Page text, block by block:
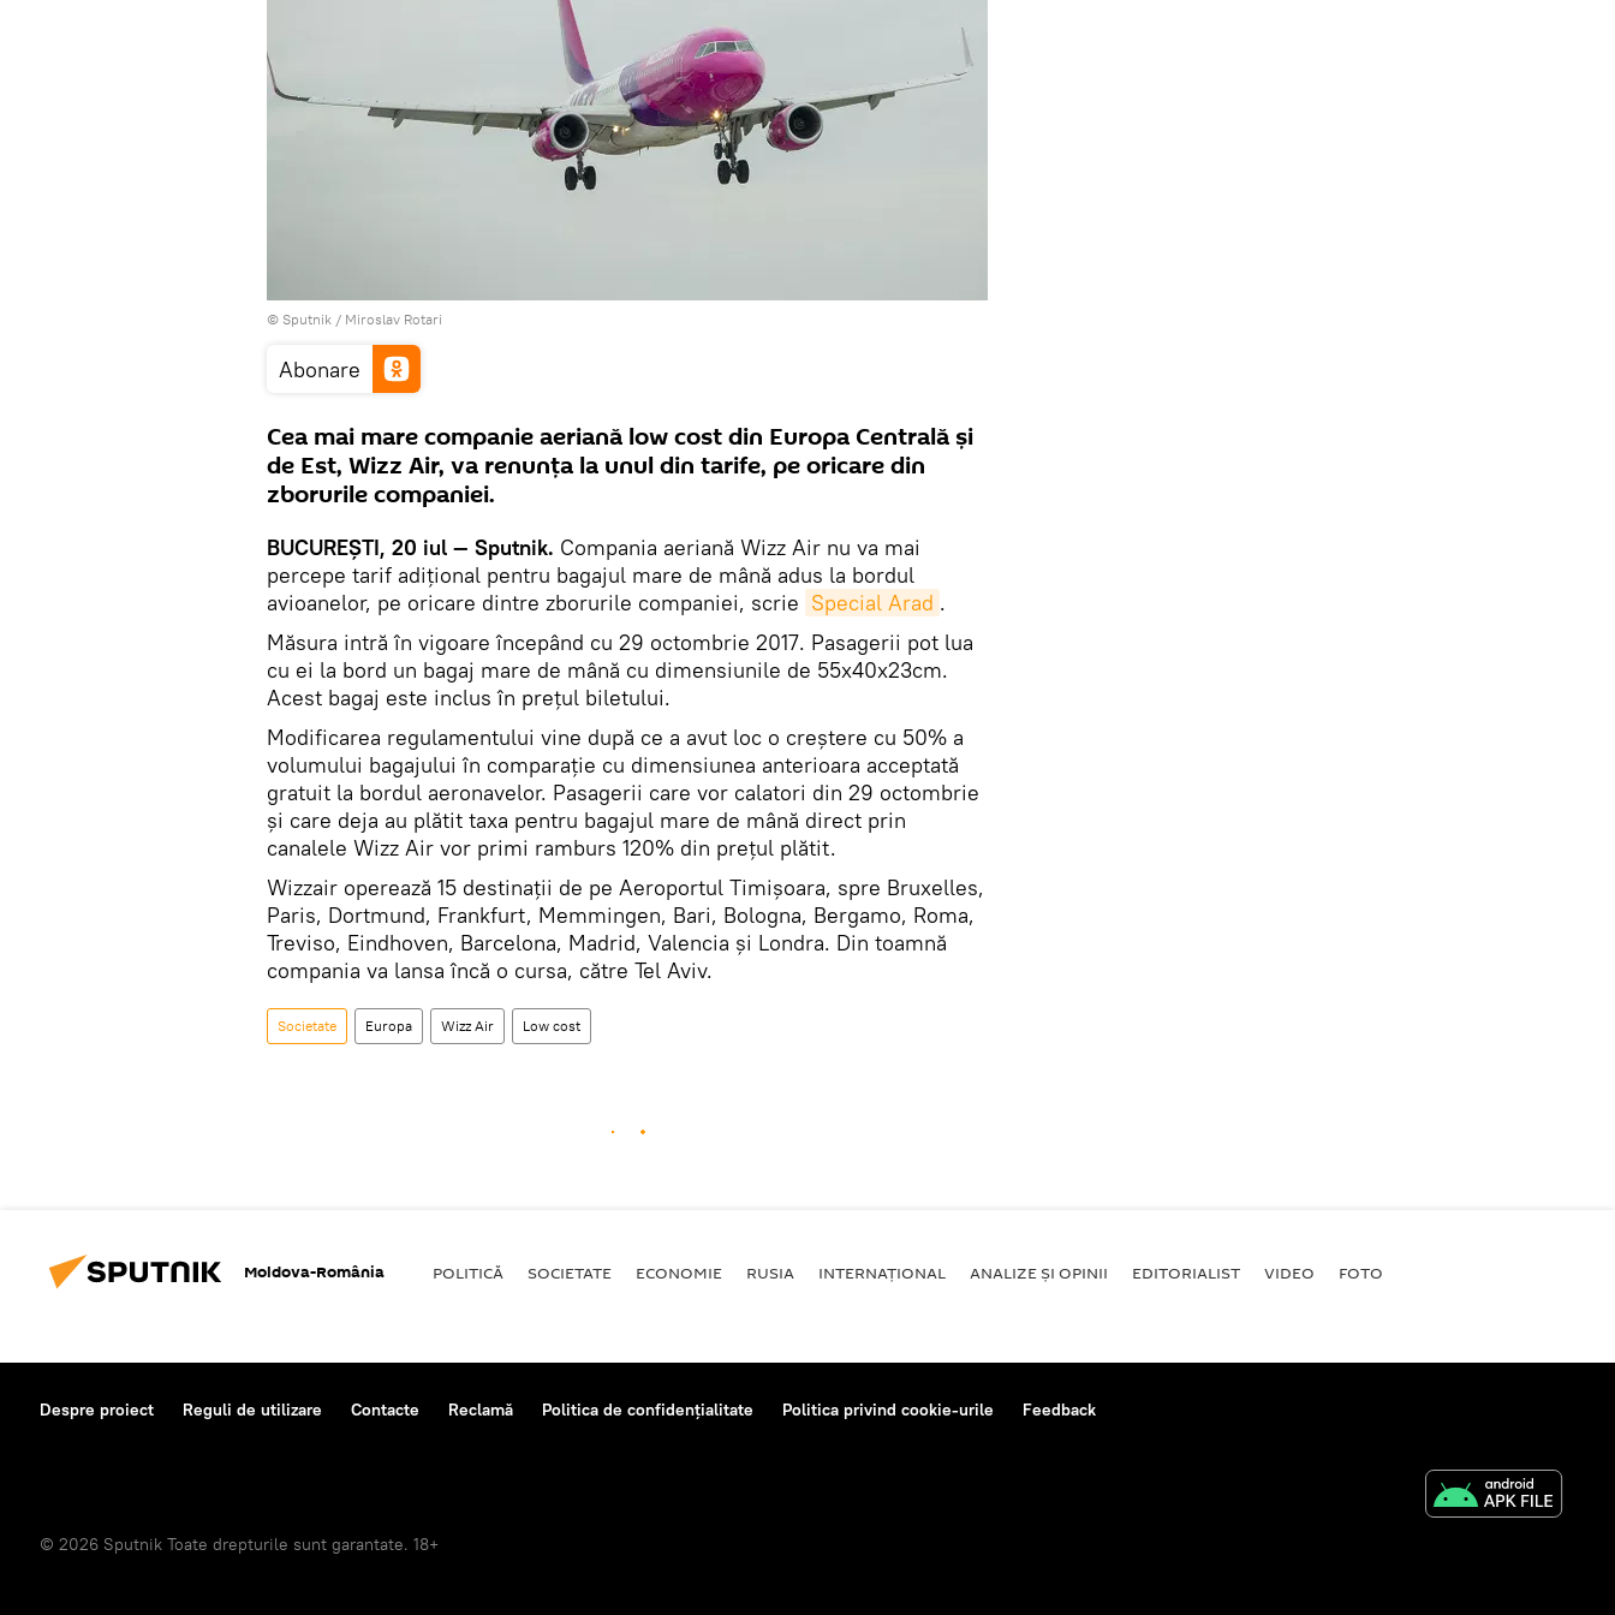
© Sputnik / Miroslav Rotari
Abonare
Cea mai mare companie aeriană low cost din Europa Centrală și
de Est, Wizz Air, va renunța la unul din tarife, pe oricare din
zborurile companiei.
BUCUREȘTI, 20 iul — Sputnik. Compania aeriană Wizz Air nu va mai
percepe tarif adițional pentru bagajul mare de mână adus la bordul
avioanelor, pe oricare dintre zborurile companiei, scrie Special Arad .
Măsura intră în vigoare începând cu 29 octombrie 2017. Pasagerii pot lua
cu ei la bord un bagaj mare de mână cu dimensiunile de 55x40x23cm.
Acest bagaj este inclus în prețul biletului.
Modificarea regulamentului vine după ce a avut loc o creștere cu 50% a
volumului bagajului în comparație cu dimensiunea anterioara acceptată
gratuit la bordul aeronavelor. Pasagerii care vor calatori din 29 octombrie
și care deja au plătit taxa pentru bagajul mare de mână direct prin
canalele Wizz Air vor primi ramburs 120% din prețul plătit.
Wizzair operează 15 destinații de pe Aeroportul Timișoara, spre Bruxelles,
Paris, Dortmund, Frankfurt, Memmingen, Bari, Bologna, Bergamo, Roma,
Treviso, Eindhoven, Barcelona, Madrid, Valencia și Londra. Din toamnă
compania va lansa încă o cursa, către Tel Aviv.
Societate Europa Wizz Air Low cost
Moldova-România POLITICĂ SOCIETATE ECONOMIE RUSIA INTERNAŢIONAL ANALIZE ȘI OPINII EDITORIALIST VIDEO FOTO
Despre proiect Reguli de utilizare Contacte Reclamă Politica de confidențialitate Politica privind cookie-urile Feedback
© 2026 Sputnik Toate drepturile sunt garantate. 18+